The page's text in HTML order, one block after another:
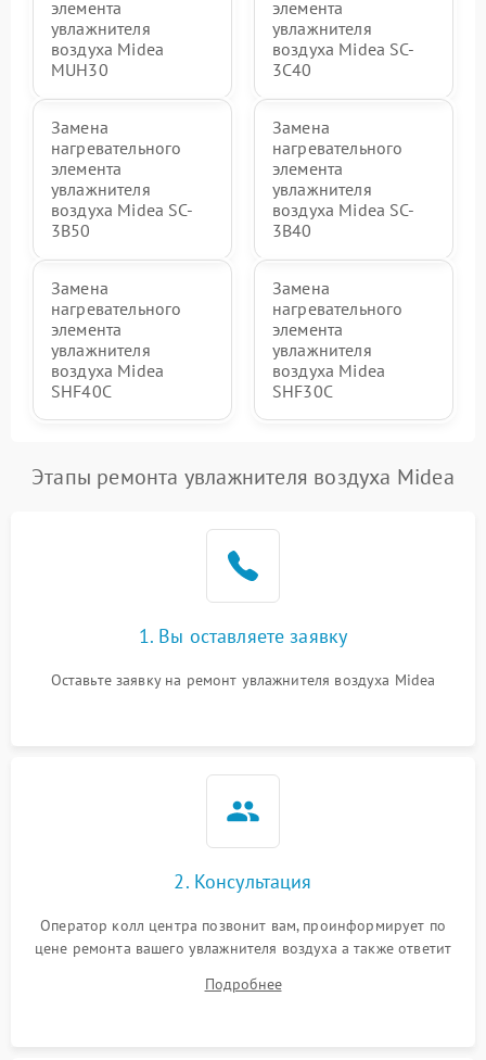
элемента
увлажнителя
воздуха Midea
MUH30
элемента
увлажнителя
воздуха Midea SC-
3C40
Замена
нагревательного
элемента
увлажнителя
воздуха Midea SC-
3B50
Замена
нагревательного
элемента
увлажнителя
воздуха Midea SC-
3B40
Замена
нагревательного
элемента
увлажнителя
воздуха Midea
SHF40C
Замена
нагревательного
элемента
увлажнителя
воздуха Midea
SHF30C
Этапы ремонта увлажнителя воздуха Midea
1. Вы оставляете заявку
Оставьте заявку на ремонт увлажнителя воздуха Midea
2. Консультация
Оператор колл центра позвонит вам, проинформирует по
цене ремонта вашего увлажнителя воздуха а также ответит
Подробнее